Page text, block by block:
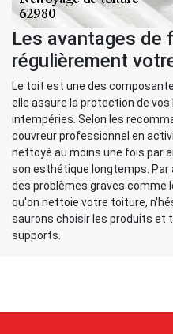
Les avantages de
régulièrement
Le toit est une des
elle assure la protection de
intempéries. Selon les
couvreur professionnel en
nettoyé au moins une fois par
son esthétique longtemps. Par
des problèmes graves comme
qu'on nettoie votre toiture,
saurons choisir les produits et
supports.